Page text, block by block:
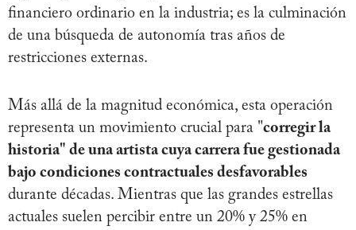
financiero ordinario en la industria; es la culminación
de una búsqueda de autonomía tras años de
restricciones externas.
Más allá de la magnitud económica, esta operación
representa un movimiento crucial para "corregir la
historia" de una artista cuya carrera fue gestionada
bajo condiciones contractuales desfavorables
durante décadas. Mientras que las grandes estrellas
actuales suelen percibir entre un 20% y 25% en